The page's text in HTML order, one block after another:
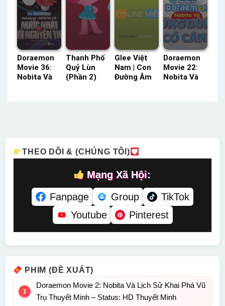
Doraemon
Movie 36:
Nobita Và
Thanh Phố
Quỷ Lùn
(Phần 2)
Glee Việt
Nam | Con
Đường Âm
Doraemon
Movie 22:
Nobita Và
THEO DÕI & (CHÚNG TÔI)
Mạng Xã Hội:
Fanpage
Group
TikTok
Youtube
Pinterest
PHIM (ĐỀ XUẤT)
Doraemon Movie 2: Nobita Và Lịch Sử Khai Phá Vũ
Trụ Thuyết Minh – Status: HD Thuyết Minh